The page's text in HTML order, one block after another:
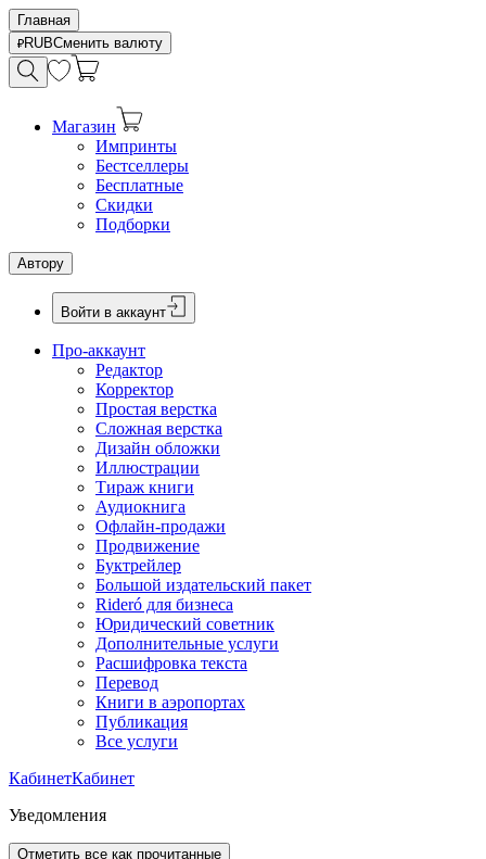
Главная
RUBСменить валюту
Магазин
Импринты
Бестселлеры
Бесплатные
Скидки
Подборки
Автору
Войти в аккаунт
Про-аккаунт
Редактор
Корректор
Простая верстка
Сложная верстка
Дизайн обложки
Иллюстрации
Тираж книги
Аудиокнига
Офлайн-продажи
Продвижение
Буктрейлер
Большой издательский пакет
Rideró для бизнеса
Юридический советник
Дополнительные услуги
Расшифровка текста
Перевод
Книги в аэропортах
Публикация
Все услуги
КабинетКабинет
Уведомления
Отметить все как прочитанные